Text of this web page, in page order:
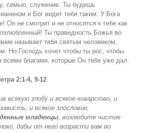
семью, служение. Ты будешь
и Бог видит тебя таким. У Бога
Он не смотрит и не относится к тебе как
Ты праведность Божья во
называет тебя святым человеком,
Но Господь хочет чтобы ты рос, чтобы
всеми благами, которые Он тебе уже дал.
2:1-4, 9-12
всякую злобу и всякое коварство, и
и всякое злословие,
младенцы, возлюбите чистое
дабы от него возрасти вам во